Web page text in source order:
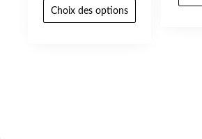
Choix des options